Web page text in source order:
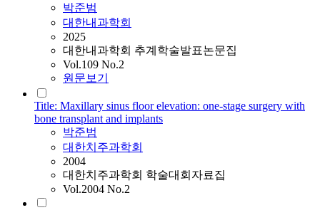
박준범
대한내과학회
2025
대한내과학회 추계학술발표논문집
Vol.109 No.2
원문보기
Title: Maxillary sinus floor elevation: one-stage surgery with
bone transplant and implants
박준범
대한치주과학회
2004
대한치주과학회 학술대회자료집
Vol.2004 No.2